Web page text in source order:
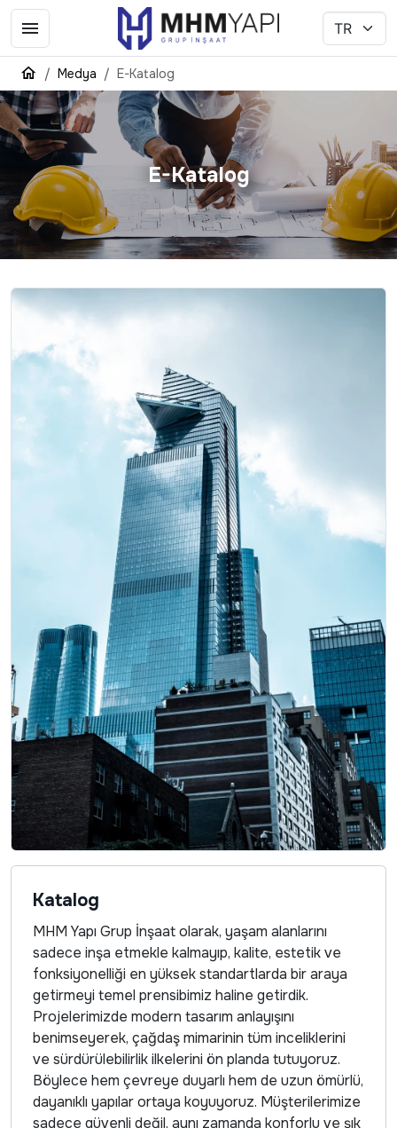
Medya E-Katalog
E-Katalog
Katalog
MHM Yapı Grup İnşaat olarak, yaşam alanlarını
sadece inşa etmekle kalmayıp, kalite, estetik ve
fonksiyonelliği en yüksek standartlarda bir araya
getirmeyi temel prensibimiz haline getirdik.
Projelerimizde modern tasarım anlayışını
benimseyerek, çağdaş mimarinin tüm inceliklerini
ve sürdürülebilirlik ilkelerini ön planda tutuyoruz.
Böylece hem çevreye duyarlı hem de uzun ömürlü,
dayanıklı yapılar ortaya koyuyoruz. Müşterilerimize
sadece güvenli değil, aynı zamanda konforlu ve şık